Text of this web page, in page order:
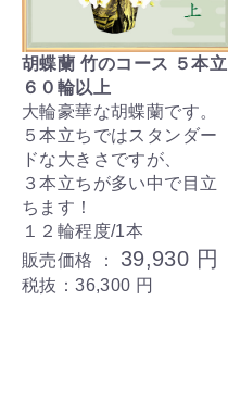
胡蝶蘭 竹のコース ５本立
６０輪以上
大輪豪華な胡蝶蘭です。
５本立ちではスタンダー
ドな大きさですが、
３本立ちが多い中で目立
ちます！
１２輪程度/1本
販売価格 ： 39,930 円
税抜：36,300 円